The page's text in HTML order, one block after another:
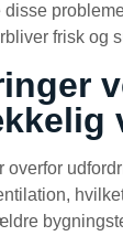
disse
frisk og
overfor